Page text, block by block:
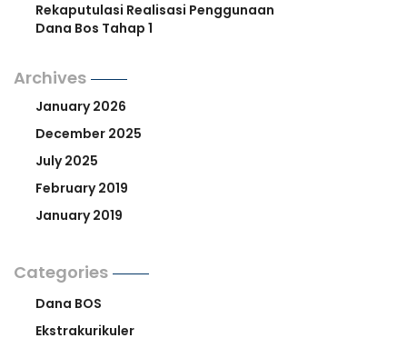
Rekaputulasi Realisasi Penggunaan
Dana Bos Tahap 1
Archives
January 2026
December 2025
July 2025
February 2019
January 2019
Categories
Dana BOS
Ekstrakurikuler